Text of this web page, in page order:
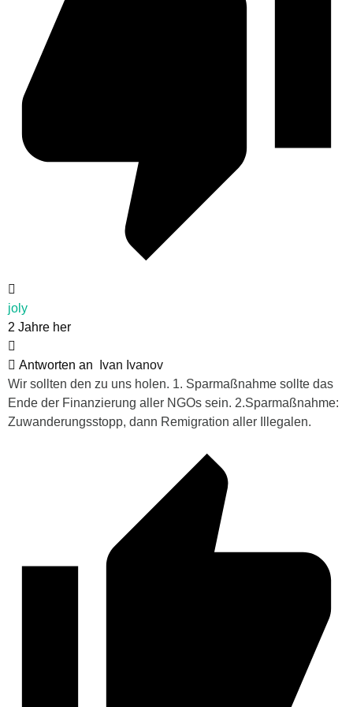
joly
2 Jahre her
Antworten an
Ivan Ivanov
Wir sollten den zu uns holen. 1. Sparmaßnahme sollte das
Ende der Finanzierung aller NGOs sein. 2.Sparmaßnahme:
Zuwanderungsstopp, dann Remigration aller Illegalen.